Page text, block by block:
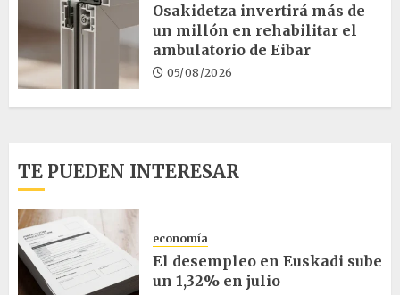
Osakidetza invertirá más de
un millón en rehabilitar el
ambulatorio de Eibar
05/08/2026
TE PUEDEN INTERESAR
economía
El desempleo en Euskadi sube
un 1,32% en julio